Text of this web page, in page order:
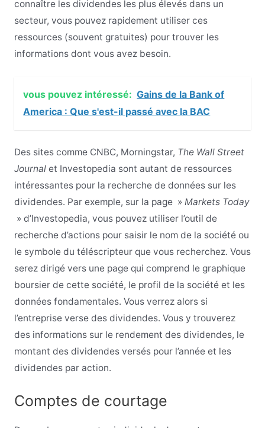
connaître les dividendes les plus élevés dans un
secteur, vous pouvez rapidement utiliser ces
ressources (souvent gratuites) pour trouver les
informations dont vous avez besoin.
vous pouvez intéressé: Gains de la Bank of
America : Que s'est-il passé avec la BAC
Des sites comme CNBC, Morningstar, The Wall Street
Journalet Investopedia sont autant de ressources
intéressantes pour la recherche de données sur les
dividendes. Par exemple, sur la page » Markets Today
» d’Investopedia, vous pouvez utiliser l’outil de
recherche d’actions pour saisir le nom de la société ou
le symbole du téléscripteur que vous recherchez. Vous
serez dirigé vers une page qui comprend le graphique
boursier de cette société, le profil de la société et les
données fondamentales. Vous verrez alors si
l’entreprise verse des dividendes. Vous y trouverez
des informations sur le rendement des dividendes, le
montant des dividendes versés pour l’année et les
dividendes par action.
Comptes de courtage